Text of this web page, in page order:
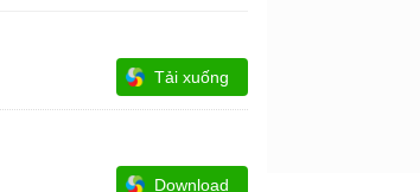
Tải xuống
Download